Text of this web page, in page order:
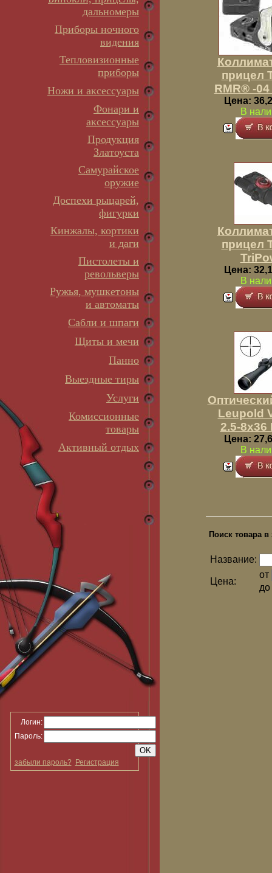
дальномеры
Приборы ночного
видения
Тепловизионные
приборы
Ножи и аксессуары
Фонари и
аксессуары
Продукция
Златоуста
Самурайское
оружие
Доспехи рыцарей,
фигурки
Кинжалы, кортики
и даги
Пистолеты и
револьверы
Ружья, мушкетоны
и автоматы
Сабли и шпаги
Щиты и мечи
Панно
Выездные тиры
Услуги
Комиссионные
товары
Активный отдых
Логин:
Пароль:
забыли пароль? Регистрация
прицел
RMR® -
Цена:
В
прицел
Цена:
В
Leupold
2.5-8x36
Цена:
В
Поиск товара в
Название:
Цена:
от
до